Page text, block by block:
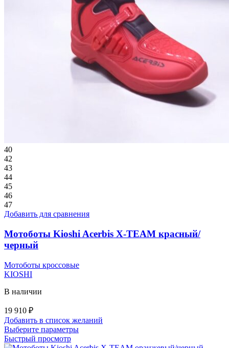
40
42
43
44
45
46
47
Добавить для сравнения
Мотоботы Kioshi Acerbis X-TEAM красный/
черный
Мотоботы кроссовые
KIOSHI
В наличии
19 910 ₽
Добавить в список желаний
Выберите параметрыЭтот
Быстрый просмотр